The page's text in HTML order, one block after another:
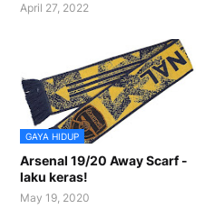
April 27, 2022
GAYA HIDUP
Arsenal 19/20 Away Scarf -
laku keras!
May 19, 2020